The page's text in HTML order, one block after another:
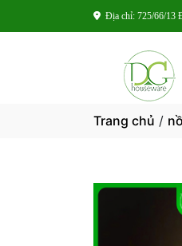
Địa chỉ: 725/66/13
Trang chủ /